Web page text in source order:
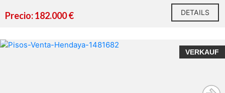
Precio: 182.000 € DETAILS
VERKAUF